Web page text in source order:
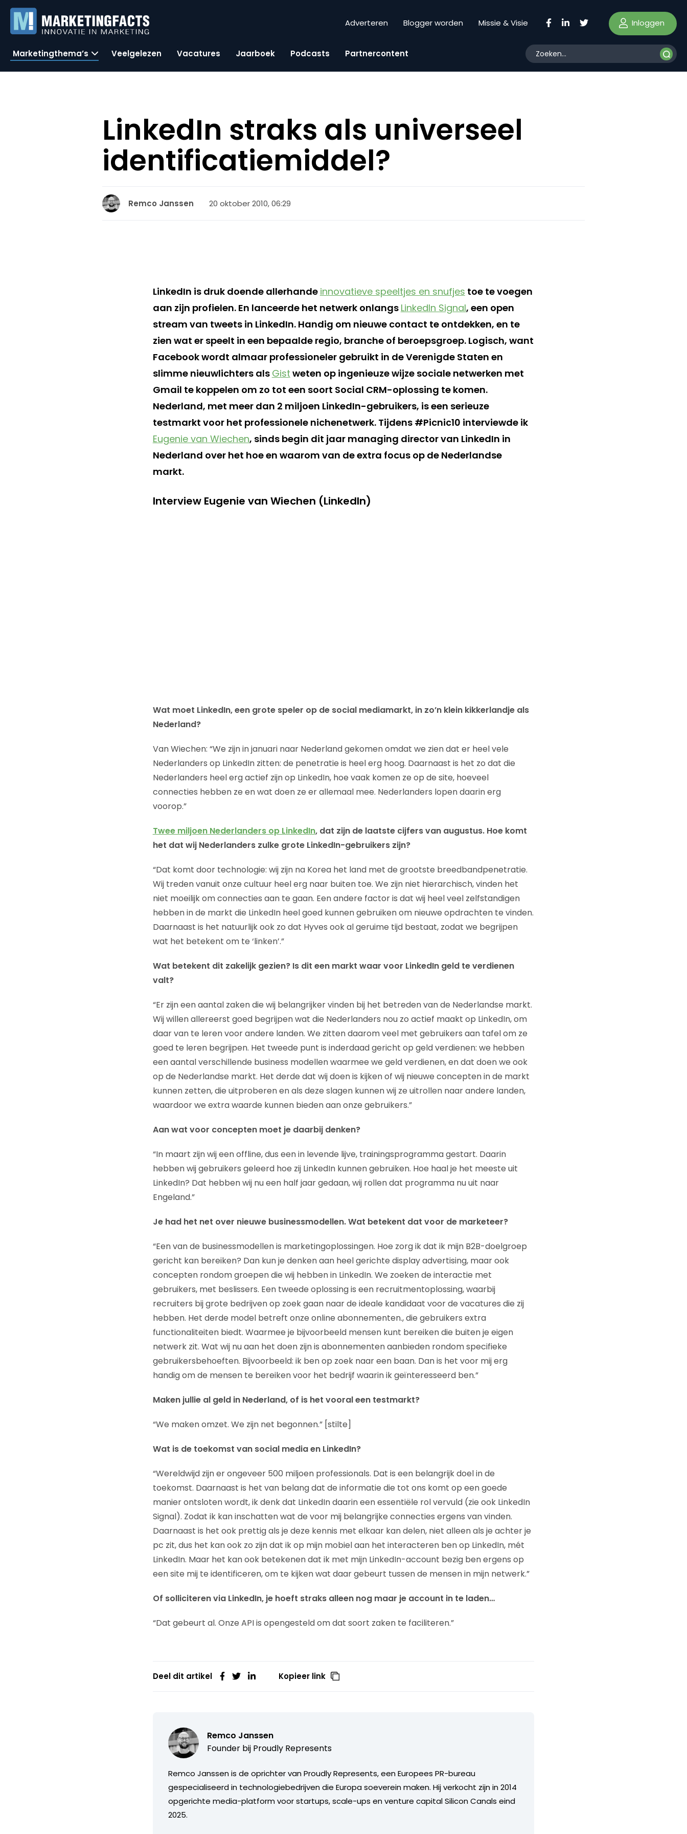
Adverteren Blogger worden Missie & Visie Inloggen
Marketingthema’s Veelgelezen Vacatures Jaarboek Podcasts Partnercontent
LinkedIn straks als universeel
identificatiemiddel?
Remco Janssen 20 oktober 2010, 06:29
LinkedIn is druk doende allerhande innovatieve speeltjes en snufjes toe te voegen
aan zijn profielen. En lanceerde het netwerk onlangs LinkedIn Signal, een open
stream van tweets in LinkedIn. Handig om nieuwe contact te ontdekken, en te
zien wat er speelt in een bepaalde regio, branche of beroepsgroep. Logisch, want
Facebook wordt almaar professioneler gebruikt in de Verenigde Staten en
slimme nieuwlichters als Gist weten op ingenieuze wijze sociale netwerken met
Gmail te koppelen om zo tot een soort Social CRM-oplossing te komen.
Nederland, met meer dan 2 miljoen LinkedIn-gebruikers, is een serieuze
testmarkt voor het professionele nichenetwerk. Tijdens #Picnic10 interviewde ik
Eugenie van Wiechen, sinds begin dit jaar managing director van LinkedIn in
Nederland over het hoe en waarom van de extra focus op de Nederlandse
markt.
Interview Eugenie van Wiechen (LinkedIn)
Wat moet LinkedIn, een grote speler op de social mediamarkt, in zo’n klein kikkerlandje als
Nederland?
Van Wiechen: “We zijn in januari naar Nederland gekomen omdat we zien dat er heel vele
Nederlanders op LinkedIn zitten: de penetratie is heel erg hoog. Daarnaast is het zo dat die
Nederlanders heel erg actief zijn op LinkedIn, hoe vaak komen ze op de site, hoeveel
connecties hebben ze en wat doen ze er allemaal mee. Nederlanders lopen daarin erg
voorop.”
Twee miljoen Nederlanders op LinkedIn, dat zijn de laatste cijfers van augustus. Hoe komt
het dat wij Nederlanders zulke grote LinkedIn-gebruikers zijn?
“Dat komt door technologie: wij zijn na Korea het land met de grootste breedbandpenetratie.
Wij treden vanuit onze cultuur heel erg naar buiten toe. We zijn niet hierarchisch, vinden het
niet moeilijk om connecties aan te gaan. Een andere factor is dat wij heel veel zelfstandigen
hebben in de markt die LinkedIn heel goed kunnen gebruiken om nieuwe opdrachten te vinden.
Daarnaast is het natuurlijk ook zo dat Hyves ook al geruime tijd bestaat, zodat we begrijpen
wat het betekent om te ‘linken’.”
Wat betekent dit zakelijk gezien? Is dit een markt waar voor LinkedIn geld te verdienen
valt?
“Er zijn een aantal zaken die wij belangrijker vinden bij het betreden van de Nederlandse markt.
Wij willen allereerst goed begrijpen wat die Nederlanders nou zo actief maakt op LinkedIn, om
daar van te leren voor andere landen. We zitten daarom veel met gebruikers aan tafel om ze
goed te leren begrijpen. Het tweede punt is inderdaad gericht op geld verdienen: we hebben
een aantal verschillende business modellen waarmee we geld verdienen, en dat doen we ook
op de Nederlandse markt. Het derde dat wij doen is kijken of wij nieuwe concepten in de markt
kunnen zetten, die uitproberen en als deze slagen kunnen wij ze uitrollen naar andere landen,
waardoor we extra waarde kunnen bieden aan onze gebruikers.”
Aan wat voor concepten moet je daarbij denken?
“In maart zijn wij een offline, dus een in levende lijve, trainingsprogramma gestart. Daarin
hebben wij gebruikers geleerd hoe zij LinkedIn kunnen gebruiken. Hoe haal je het meeste uit
LinkedIn? Dat hebben wij nu een half jaar gedaan, wij rollen dat programma nu uit naar
Engeland.”
Je had het net over nieuwe businessmodellen. Wat betekent dat voor de marketeer?
“Een van de businessmodellen is marketingoplossingen. Hoe zorg ik dat ik mijn B2B-doelgroep
gericht kan bereiken? Dan kun je denken aan heel gerichte display advertising, maar ook
concepten rondom groepen die wij hebben in LinkedIn. We zoeken de interactie met
gebruikers, met beslissers. Een tweede oplossing is een recruitmentoplossing, waarbij
recruiters bij grote bedrijven op zoek gaan naar de ideale kandidaat voor de vacatures die zij
hebben. Het derde model betreft onze online abonnementen., die gebruikers extra
functionaliteiten biedt. Waarmee je bijvoorbeeld mensen kunt bereiken die buiten je eigen
netwerk zit. Wat wij nu aan het doen zijn is abonnementen aanbieden rondom specifieke
gebruikersbehoeften. Bijvoorbeeld: ik ben op zoek naar een baan. Dan is het voor mij erg
handig om de mensen te bereiken voor het bedrijf waarin ik geïnteresseerd ben.”
Maken jullie al geld in Nederland, of is het vooral een testmarkt?
“We maken omzet. We zijn net begonnen.” [stilte]
Wat is de toekomst van social media en LinkedIn?
“Wereldwijd zijn er ongeveer 500 miljoen professionals. Dat is een belangrijk doel in de
toekomst. Daarnaast is het van belang dat de informatie die tot ons komt op een goede
manier ontsloten wordt, ik denk dat LinkedIn daarin een essentiële rol vervuld (zie ook LinkedIn
Signal). Zodat ik kan inschatten wat de voor mij belangrijke connecties ergens van vinden.
Daarnaast is het ook prettig als je deze kennis met elkaar kan delen, niet alleen als je achter je
pc zit, dus het kan ook zo zijn dat ik op mijn mobiel aan het interacteren ben op LinkedIn, mét
LinkedIn. Maar het kan ook betekenen dat ik met mijn LinkedIn-account bezig ben ergens op
een site mij te identificeren, om te kijken wat daar gebeurt tussen de mensen in mijn netwerk.”
Of solliciteren via LinkedIn, je hoeft straks alleen nog maar je account in te laden…
“Dat gebeurt al. Onze API is opengesteld om dat soort zaken te faciliteren.”
Deel dit artikel Kopieer link
Remco Janssen
Founder bij Proudly Represents
Remco Janssen is de oprichter van Proudly Represents, een Europees PR-bureau
gespecialiseerd in technologiebedrijven die Europa soeverein maken. Hij verkocht zijn in 2014
opgerichte media-platform voor startups, scale-ups en venture capital Silicon Canals eind
2025.